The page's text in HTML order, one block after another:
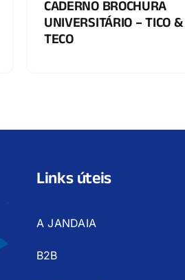
CADERNO BROCHURA
UNIVERSITÁRIO – TICO &
TECO
Links úteis
A JANDAIA
B2B